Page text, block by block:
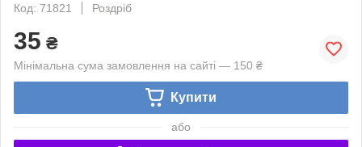
Код: 71821
Роздріб
35 ₴
Мінімальна сума замовлення на сайті — 150 ₴
Купити
або